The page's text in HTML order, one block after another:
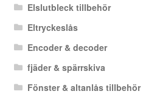
Elslutbleck tillbehör
Eltryckeslås
Encoder & decoder
fjäder & spärrskiva
Fönster & altanlås tillbehör